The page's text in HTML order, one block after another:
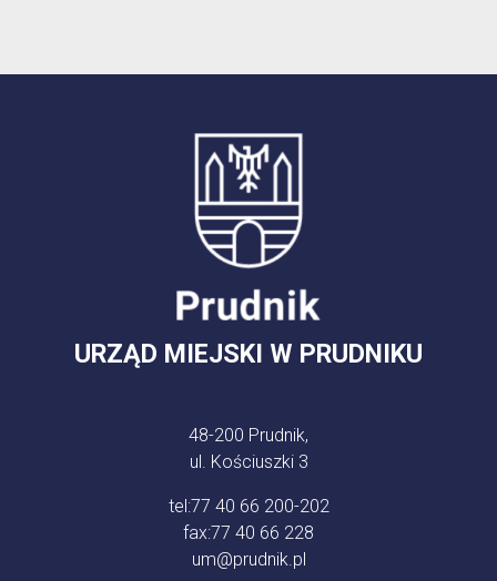
URZĄD MIEJSKI W PRUDNIKU
48-200 Prudnik,
ul. Kościuszki 3
tel:77 40 66 200-202
fax:77 40 66 228
um@prudnik.pl